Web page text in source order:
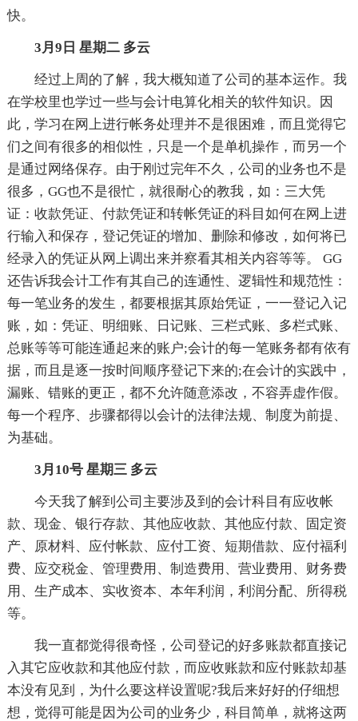
快。
3月9日 星期二 多云
经过上周的了解，我大概知道了公司的基本运作。我
在学校里也学过一些与会计电算化相关的软件知识。因
此，学习在网上进行帐务处理并不是很困难，而且觉得它
们之间有很多的相似性，只是一个是单机操作，而另一个
是通过网络保存。由于刚过完年不久，公司的业务也不是
很多，GG也不是很忙，就很耐心的教我，如：三大凭
证：收款凭证、付款凭证和转帐凭证的科目如何在网上进
行输入和保存，登记凭证的增加、删除和修改，如何将已
经录入的凭证从网上调出来并察看其相关内容等等。 GG
还告诉我会计工作有其自己的连通性、逻辑性和规范性：
每一笔业务的发生，都要根据其原始凭证，一一登记入记
账，如：凭证、明细账、日记账、三栏式账、多栏式账、
总账等等可能连通起来的账户;会计的每一笔账务都有依有
据，而且是逐一按时间顺序登记下来的;在会计的实践中，
漏账、错账的更正，都不允许随意添改，不容弄虚作假。
每一个程序、步骤都得以会计的法律法规、制度为前提、
为基础。
3月10号 星期三 多云
今天我了解到公司主要涉及到的会计科目有应收帐
款、现金、银行存款、其他应收款、其他应付款、固定资
产、原材料、应付帐款、应付工资、短期借款、应付福利
费、应交税金、管理费用、制造费用、营业费用、财务费
用、生产成本、实收资本、本年利润，利润分配、所得税
等。
我一直都觉得很奇怪，公司登记的好多账款都直接记
入其它应收款和其他应付款，而应收账款和应付账款却基
本没有见到，为什么要这样设置呢?我后来好好的仔细想
想，觉得可能是因为公司的业务少，科目简单，就将这两